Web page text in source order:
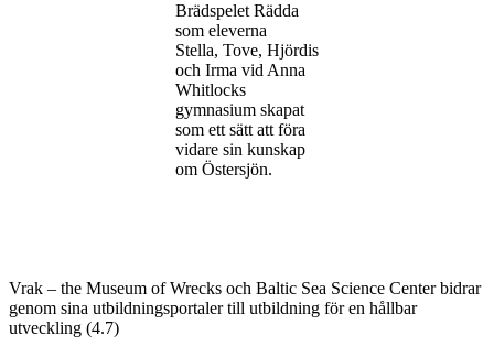
Brädspelet Rädda
som eleverna
Stella, Tove, Hjördis
och Irma vid Anna
Whitlocks
gymnasium skapat
som ett sätt att föra
vidare sin kunskap
om Östersjön.
Vrak – the Museum of Wrecks och Baltic Sea Science Center bidrar
genom sina utbildningsportaler till utbildning för en hållbar
utveckling (4.7)